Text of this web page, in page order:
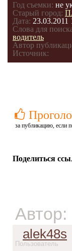
Год съемки: не
Старый город:
Дата: 23.03.2011
Слова для
водитель
Автор
Источник:
за публикацию, если
Поделиться
Автор:
alek48s
Пользователь